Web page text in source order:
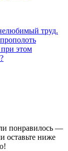
труд.
этом
понравилось —
оставьте ниже